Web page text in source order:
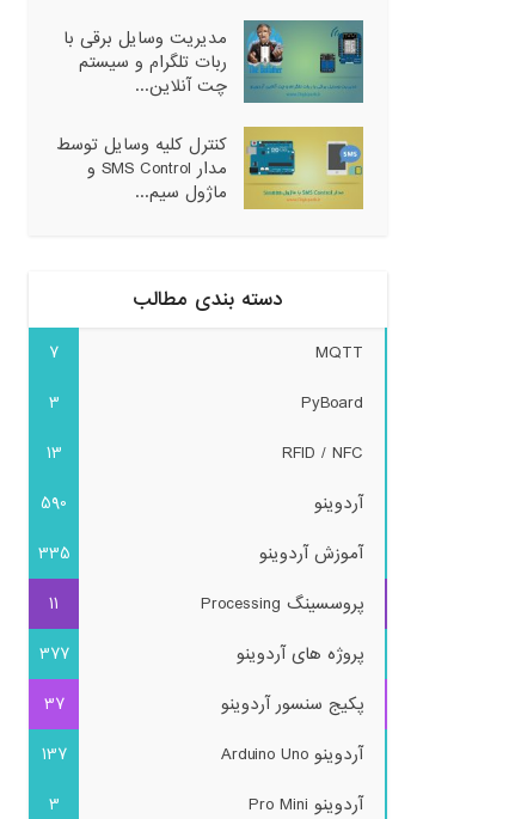
مدیریت وسایل برقی با
ربات تلگرام و سیستم
چت آنلاین...
کنترل کلیه وسایل توسط
مدار SMS Control و
ماژول سیم...
دسته بندی مطالب
MQTT
7
PyBoard
3
RFID / NFC
13
آردوینو
590
آموزش آردوینو
335
پروسسینگ Processing
11
پروژه های آردوینو
377
پکیج سنسور آردوینو
37
آردوینو Arduino Uno
137
آردوینو Pro Mini
3